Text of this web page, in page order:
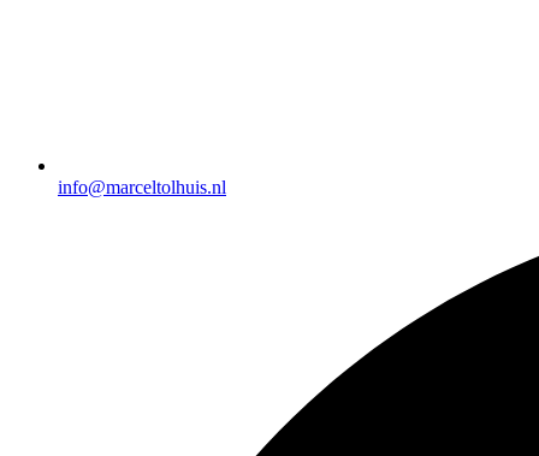
info@marceltolhuis.nl